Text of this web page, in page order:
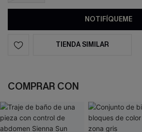
NOTIFÍQUEME
TIENDA SIMILAR
COMPRAR CON